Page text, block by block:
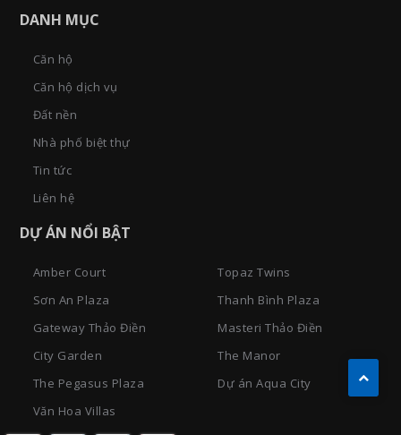
DANH MỤC
Căn hộ
Căn hộ dịch vụ
Đất nền
Nhà phố biệt thự
Tin tức
Liên hệ
DỰ ÁN NỔI BẬT
Amber Court
Topaz Twins
Sơn An Plaza
Thanh Bình Plaza
Gateway Thảo Điền
Masteri Thảo Điền
City Garden
The Manor
The Pegasus Plaza
Dự án Aqua City
Văn Hoa Villas